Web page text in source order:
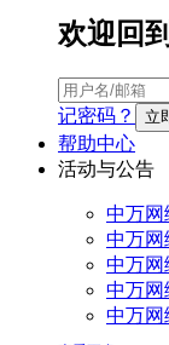
欢迎回
记密码？
帮助中心
活动与公告
中万网
中万网
中万网
中万网
中万网